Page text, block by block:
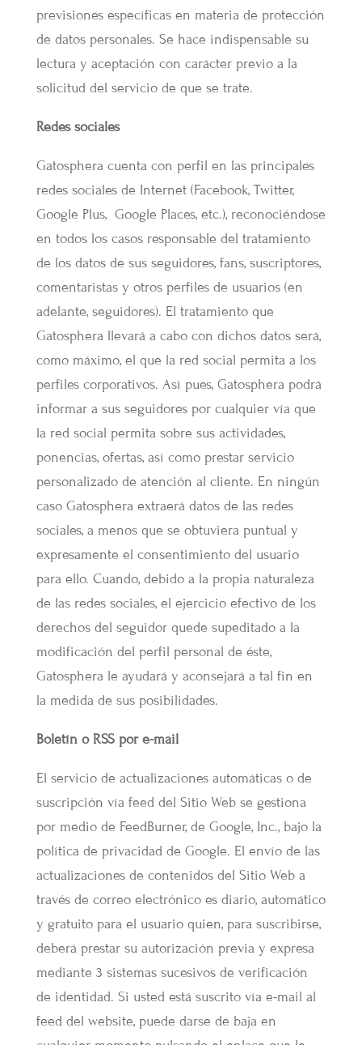
previsiones específicas en materia de protección
de datos personales. Se hace indispensable su
lectura y aceptación con carácter previo a la
solicitud del servicio de que se trate.
Redes sociales
Gatosphera cuenta con perfil en las principales
redes sociales de Internet (Facebook, Twitter,
Google Plus, Google Places, etc.), reconociéndose
en todos los casos responsable del tratamiento
de los datos de sus seguidores, fans, suscriptores,
comentaristas y otros perfiles de usuarios (en
adelante, seguidores). El tratamiento que
Gatosphera llevará a cabo con dichos datos será,
como máximo, el que la red social permita a los
perfiles corporativos. Así pues, Gatosphera podrá
informar a sus seguidores por cualquier vía que
la red social permita sobre sus actividades,
ponencias, ofertas, así como prestar servicio
personalizado de atención al cliente. En ningún
caso Gatosphera extraerá datos de las redes
sociales, a menos que se obtuviera puntual y
expresamente el consentimiento del usuario
para ello. Cuando, debido a la propia naturaleza
de las redes sociales, el ejercicio efectivo de los
derechos del seguidor quede supeditado a la
modificación del perfil personal de éste,
Gatosphera le ayudará y aconsejará a tal fin en
la medida de sus posibilidades.
Boletín o RSS por e-mail
El servicio de actualizaciones automáticas o de
suscripción vía feed del Sitio Web se gestiona
por medio de FeedBurner, de Google, Inc., bajo la
política de privacidad de Google. El envío de las
actualizaciones de contenidos del Sitio Web a
través de correo electrónico es diario, automático
y gratuito para el usuario quien, para suscribirse,
deberá prestar su autorización previa y expresa
mediante 3 sistemas sucesivos de verificación
de identidad. Si usted está suscrito vía e-mail al
feed del website, puede darse de baja en